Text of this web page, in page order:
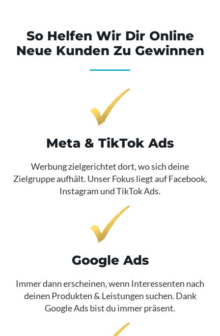
So Helfen Wir Dir Online
Neue Kunden Zu Gewinnen
Meta & TikTok Ads
Werbung zielgerichtet dort, wo sich deine
Zielgruppe aufhält. Unser Fokus liegt auf Facebook,
Instagram und TikTok Ads.​
Google Ads
Immer dann erscheinen, wenn Interessenten nach
deinen Produkten & Leistungen suchen. Dank
Google Ads bist du immer präsent.​